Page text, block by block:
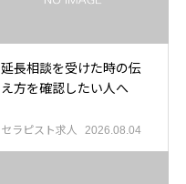
延長相談を受けた時の伝
え方を確認したい人へ
セラピスト求人 2026.08.04